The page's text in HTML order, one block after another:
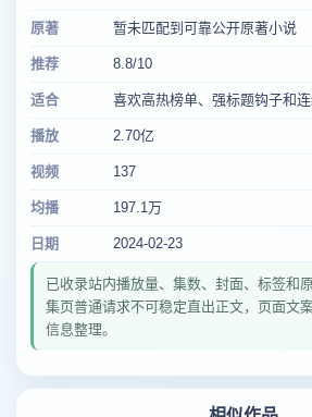
原著 暂未匹配到可靠公开原著小说
推荐 8.8/10
适合 喜欢高热榜单、强标题钩子和
播放 2.70亿
视频 137
均播 197.1万
日期 2024-02-23
已收录站内播放量、集数、封面、标签和
集页普通请求不可稳定直出正文，页面文
信息整理。